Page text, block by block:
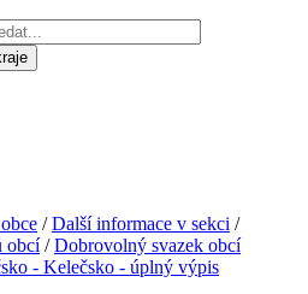
/Další informace v sekci /
obcí/Dobrovolný svazek obcí
- Kelečsko - úplný výpis